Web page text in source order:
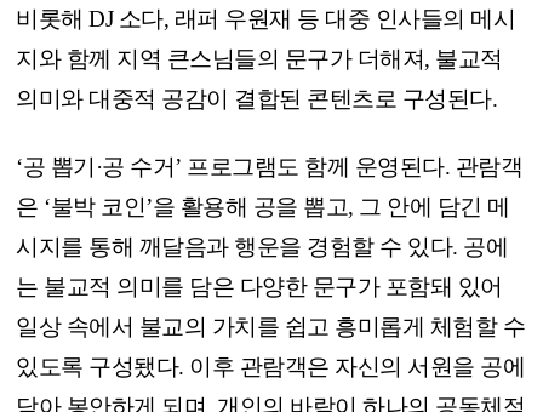
비롯해 DJ 소다, 래퍼 우원재 등 대중 인사들의 메시
지와 함께 지역 큰스님들의 문구가 더해져, 불교적
의미와 대중적 공감이 결합된 콘텐츠로 구성된다.
‘공 뽑기·공 수거’ 프로그램도 함께 운영된다. 관람객
은 ‘불박 코인’을 활용해 공을 뽑고, 그 안에 담긴 메
시지를 통해 깨달음과 행운을 경험할 수 있다. 공에
는 불교적 의미를 담은 다양한 문구가 포함돼 있어
일상 속에서 불교의 가치를 쉽고 흥미롭게 체험할 수
있도록 구성됐다. 이후 관람객은 자신의 서원을 공에
담아 봉안하게 되며, 개인의 바람이 하나의 공동체적